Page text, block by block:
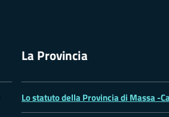
La Provincia
Lo statuto della Provincia di Massa -